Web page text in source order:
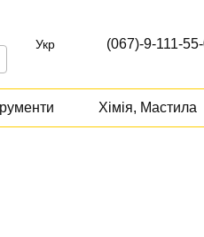
Укр (067)-9-111-
Хімія, Мастила